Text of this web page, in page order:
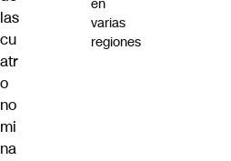
las
cu
atr
o
no
mi
na
en
varias
regiones